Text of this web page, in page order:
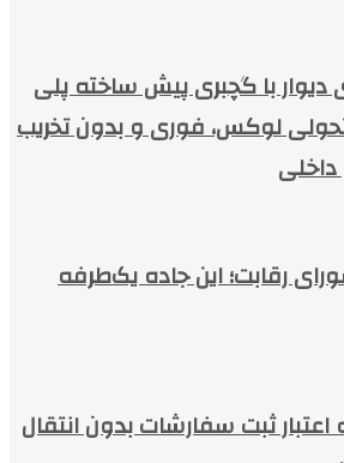
دیوار با گچبری پیش ساخته پلی
تحولی لوکس، فوری و بدون تخریب
۸۵۶ شورای رقابت؛ این جاده یک‌طرفه
ثبت سفارشات بدون انتقال